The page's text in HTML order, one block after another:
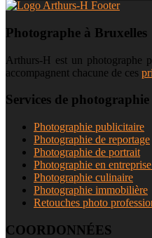
Photographe à Bruxelles
Arthurs-H est un photographe
accompagnent chacune de ces
Services de photographie
Photographie publicitaire
Photographie de reportage
Photographie de portrait
Photographie en
Photographie culinaire
Photographie immobilière
Retouches photo
COORDONNÉES